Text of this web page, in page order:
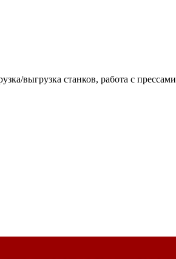
выгрузка станков, работа с